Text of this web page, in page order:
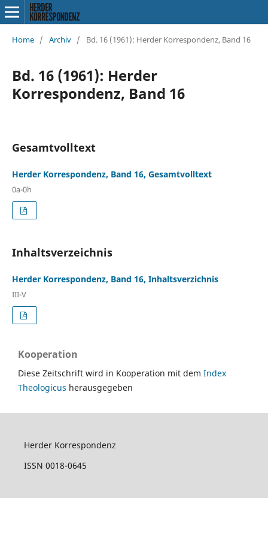
Home / Archiv / Bd. 16 (1961): Herder Korrespondenz, Band 16
Bd. 16 (1961): Herder
Korrespondenz, Band 16
Gesamtvolltext
Herder Korrespondenz, Band 16, Gesamtvolltext
0a-0h
Inhaltsverzeichnis
Herder Korrespondenz, Band 16, Inhaltsverzichnis
III-V
Kooperation
Diese Zeitschrift wird in Kooperation mit dem Index
Theologicus herausgegeben
Herder Korrespondenz
ISSN 0018-0645